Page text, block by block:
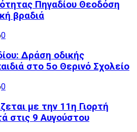
Πηγαδίου Θεοδόση
βραδιά
0
Δράση οδικής
στο 5ο Θερινό Σχολείο
0
με την 11η Γιορτή
στις 9 Αυγούστου